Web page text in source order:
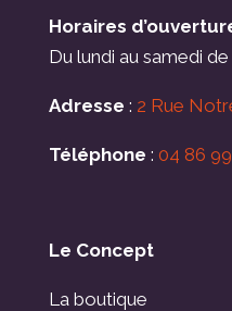
Horaires
Du lundi au samedi de
Adresse : 2 Rue
Téléphone : 04 86
Le Concept
La boutique